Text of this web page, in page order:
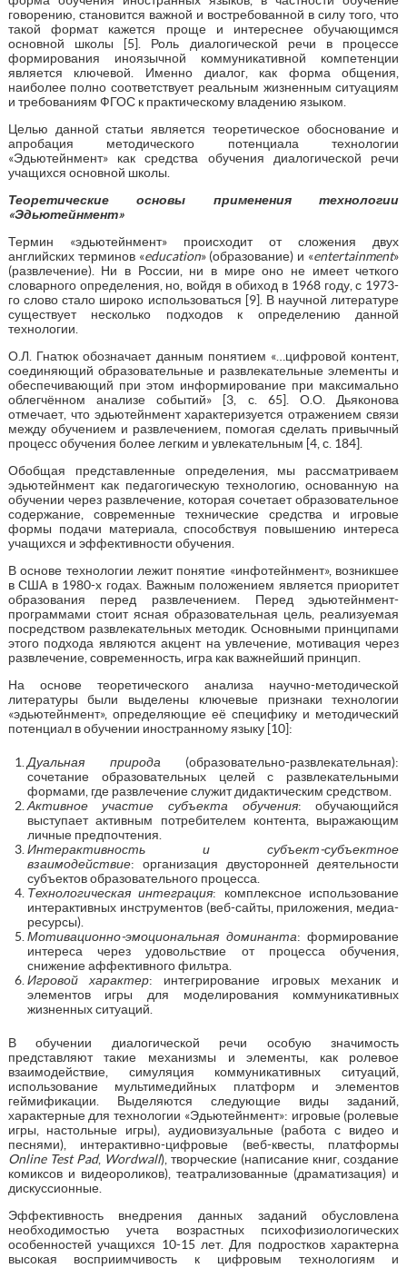
говорению, становится важной и востребованной в силу того, что
такой формат кажется проще и интереснее обучающимся
основной школы [5]. Роль диалогической речи в процессе
формирования иноязычной коммуникативной компетенции
является ключевой. Именно диалог, как форма общения,
наиболее полно соответствует реальным жизненным ситуациям
и требованиям ФГОС к практическому владению языком.
Целью данной статьи является теоретическое обоснование и
апробация методического потенциала технологии
«Эдьютейнмент» как средства обучения диалогической речи
учащихся основной школы.
Теоретические основы применения технологии
«Эдьютейнмент»
Термин «эдьютейнмент» происходит от сложения двух
английских терминов «education» (образование) и «entertainment»
(развлечение). Ни в России, ни в мире оно не имеет четкого
словарного определения, но, войдя в обиход в 1968 году, с 1973-
го слово стало широко использоваться [9]. В научной литературе
существует несколько подходов к определению данной
технологии.
О.Л. Гнатюк обозначает данным понятием «…цифровой контент,
соединяющий образовательные и развлекательные элементы и
обеспечивающий при этом информирование при максимально
облегчённом анализе событий» [3, с. 65]. О.О. Дьяконова
отмечает, что эдьютейнмент характеризуется отражением связи
между обучением и развлечением, помогая сделать привычный
процесс обучения более легким и увлекательным [4, с. 184].
Обобщая представленные определения, мы рассматриваем
эдьютейнмент как педагогическую технологию, основанную на
обучении через развлечение, которая сочетает образовательное
содержание, современные технические средства и игровые
формы подачи материала, способствуя повышению интереса
учащихся и эффективности обучения.
В основе технологии лежит понятие «инфотейнмент», возникшее
в США в 1980-х годах. Важным положением является приоритет
образования перед развлечением. Перед эдьютейнмент-
программами стоит ясная образовательная цель, реализуемая
посредством развлекательных методик. Основными принципами
этого подхода являются акцент на увлечение, мотивация через
развлечение, современность, игра как важнейший принцип.
На основе теоретического анализа научно-методической
литературы были выделены ключевые признаки технологии
«эдьютейнмент», определяющие её специфику и методический
потенциал в обучении иностранному языку [10]:
Дуальная природа (образовательно-развлекательная):
сочетание образовательных целей с развлекательными
формами, где развлечение служит дидактическим средством.
Активное участие субъекта обучения: обучающийся
выступает активным потребителем контента, выражающим
личные предпочтения.
Интерактивность и субъект-субъектное
взаимодействие: организация двусторонней деятельности
субъектов образовательного процесса.
Технологическая интеграция: комплексное использование
интерактивных инструментов (веб-сайты, приложения, медиа-
ресурсы).
Мотивационно-эмоциональная доминанта: формирование
интереса через удовольствие от процесса обучения,
снижение аффективного фильтра.
Игровой характер: интегрирование игровых механик и
элементов игры для моделирования коммуникативных
жизненных ситуаций.
В обучении диалогической речи особую значимость
представляют такие механизмы и элементы, как ролевое
взаимодействие, симуляция коммуникативных ситуаций,
использование мультимедийных платформ и элементов
геймификации. Выделяются следующие виды заданий,
характерные для технологии «Эдьютейнмент»: игровые (ролевые
игры, настольные игры), аудиовизуальные (работа с видео и
песнями), интерактивно-цифровые (веб-квесты, платформы
Online Test Pad, Wordwall), творческие (написание книг, создание
комиксов и видеороликов), театрализованные (драматизация) и
дискуссионные.
Эффективность внедрения данных заданий обусловлена
необходимостью учета возрастных психофизиологических
особенностей учащихся 10-15 лет. Для подростков характерна
высокая восприимчивость к цифровым технологиям и